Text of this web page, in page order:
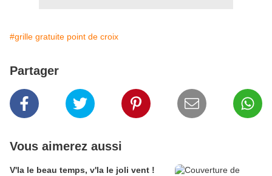
#grille gratuite point de croix
Partager
Vous aimerez aussi
V'la le beau temps, v'la le joli vent !